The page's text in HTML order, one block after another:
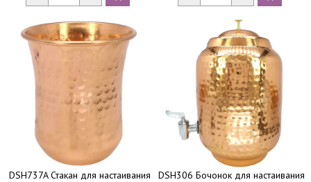
DSH737A Стакан для настаивания
DSH306 Бочонок для настаивания